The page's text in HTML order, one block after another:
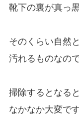
靴下の裏が真っ
そのくらい自然
汚れるものなので
掃除するとなると
なかなか大変で